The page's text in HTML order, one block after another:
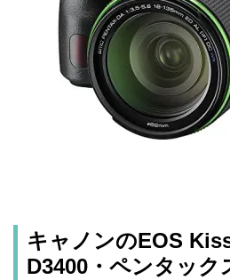
キャノンのEOS
D3400・ペンタック